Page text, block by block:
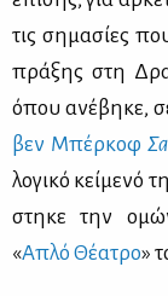
τις ση­μα­σί­ες
πρά­ξης στη
όπου ανέ­βη­κε,
βεν Μπέρ­κοφ
λο­γι­κό κεί­με­νό
στη­κε την
«Απλό Θέ­α­τρο»